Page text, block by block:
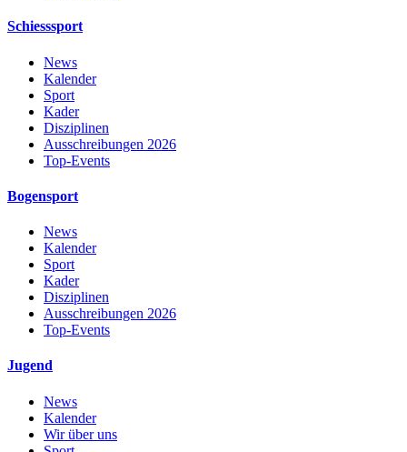
Schiesssport
News
Kalender
Sport
Kader
Disziplinen
Ausschreibungen 2026
Top-Events
Bogensport
News
Kalender
Sport
Kader
Disziplinen
Ausschreibungen 2026
Top-Events
Jugend
News
Kalender
Wir über uns